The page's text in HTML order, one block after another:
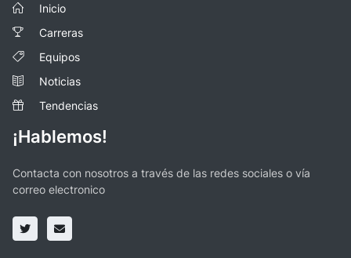
Inicio
Carreras
Equipos
Noticias
Tendencias
¡Hablemos!
Contacta con nosotros a través de las redes sociales o vía
correo electronico